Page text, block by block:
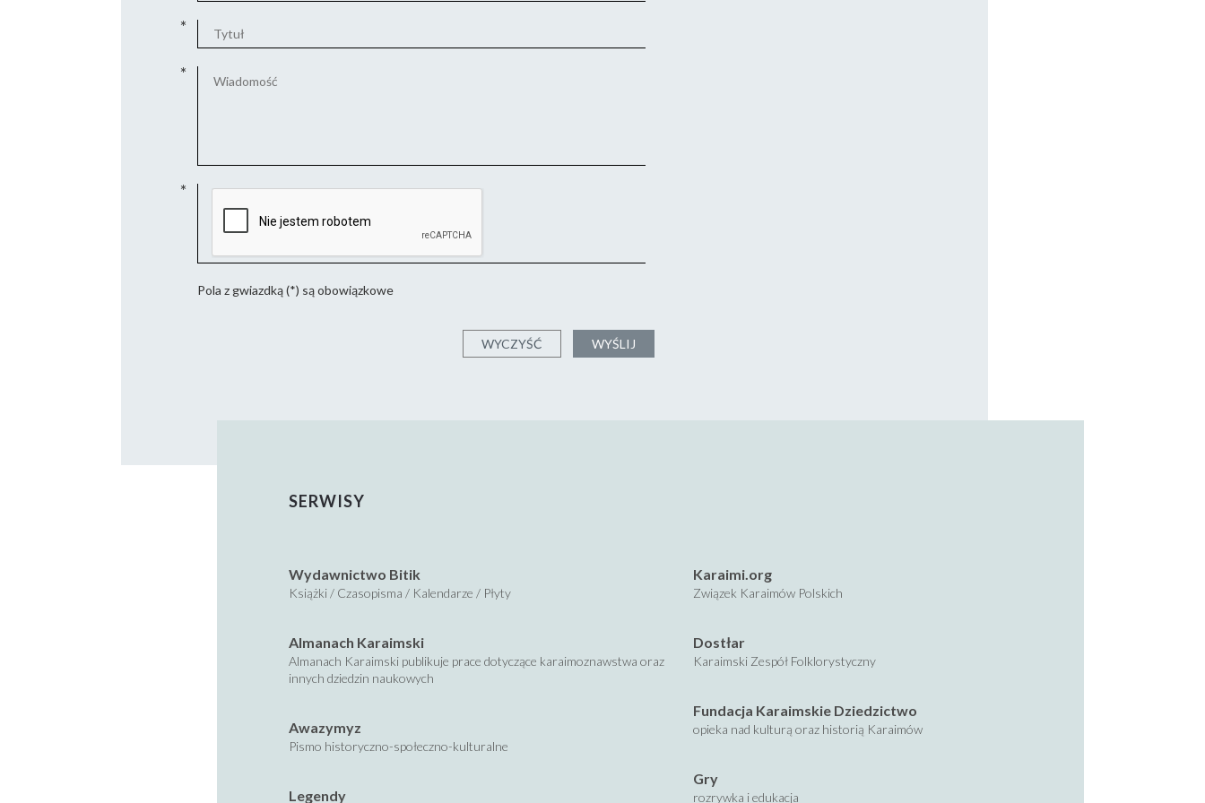
Pola z gwiazdką (*) są obowiązkowe
SERWISY
Wydawnictwo Bitik
Książki / Czasopisma / Kalendarze / Płyty
Almanach Karaimski
Almanach Karaimski publikuje prace dotyczące karaimoznawstwa oraz
innych dziedzin naukowych
Awazymyz
Pismo historyczno-społeczno-kulturalne
Legendy
Karaimi.org
Związek Karaimów Polskich
Dostłar
Karaimski Zespół Folklorystyczny
Fundacja Karaimskie Dziedzictwo
opieka nad kulturą oraz historią Karaimów
Gry
rozrywka i edukacja